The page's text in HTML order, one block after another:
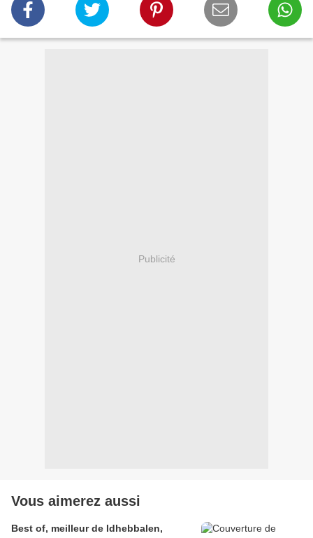
Publicité
Vous aimerez aussi
Best of, meilleur de Idhebbalen,